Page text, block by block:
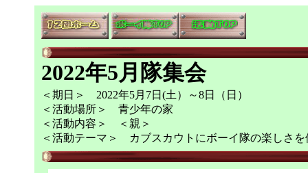
2022年5月隊集会
＜期日＞ 2022年5月7日(土）～8日（日）
＜活動場所＞ 青少年の家
＜活動内容＞ ＜親＞
＜活動テーマ＞ カブスカウトにボーイ隊の楽しさを